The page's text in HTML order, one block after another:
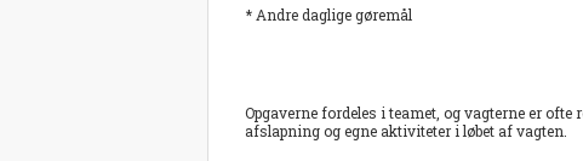
* Andre daglige gøremål
Opgaverne fordeles i teamet, og vagterne er
afslapning og egne aktiviteter i løbet af vagten.